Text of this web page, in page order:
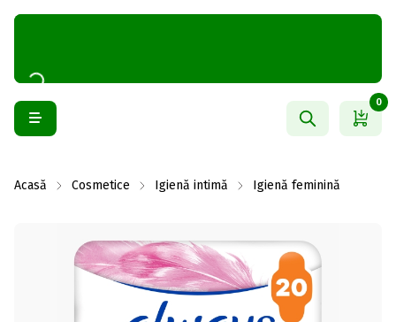
0
Acasă Cosmetice Igienă intimă Igienă feminină